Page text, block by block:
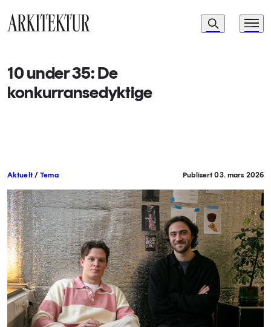
Navigasjon
Søk Meny
10 under 35: De
konkurransedyktige
Aktuelt/Tema Publisert 03. mars 2026